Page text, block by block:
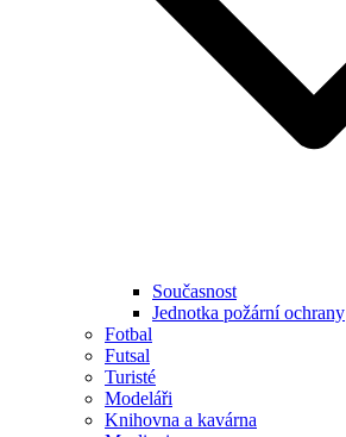
Současnost
Jednotka požární ochrany
Fotbal
Futsal
Turisté
Modeláři
Knihovna a kavárna